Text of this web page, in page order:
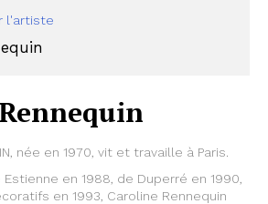
l'artiste
née en 1970, vit et travaille à Paris.
en 1988, de Duperré en 1990,
en 1993, Caroline Rennequin